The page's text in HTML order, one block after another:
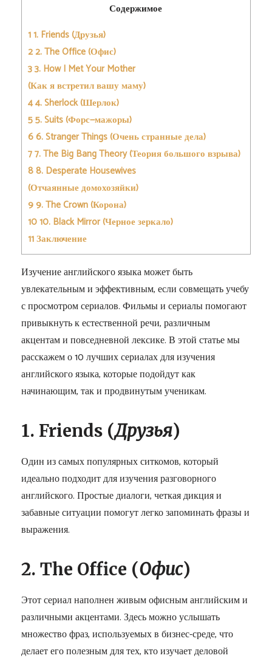
Содержимое
11. Friends (Друзья)
22. The Office (Офис)
33. How I Met Your Mother
(Как я встретил вашу маму)
44. Sherlock (Шерлок)
55. Suits (Форс—мажоры)
66. Stranger Things (Очень странные дела)
77. The Big Bang Theory (Теория большого взрыва)
88. Desperate Housewives
(Отчаянные домохозяйки)
99. The Crown (Корона)
1010. Black Mirror (Черное зеркало)
11Заключение
Изучение английского языка может быть
увлекательным и эффективным, если совмещать учебу
с просмотром сериалов. Фильмы и сериалы помогают
привыкнуть к естественной речи, различным
акцентам и повседневной лексике. В этой статье мы
расскажем о 10 лучших сериалах для изучения
английского языка, которые подойдут как
начинающим, так и продвинутым ученикам.
1. Friends (Друзья)
Один из самых популярных ситкомов, который
идеально подходит для изучения разговорного
английского. Простые диалоги, четкая дикция и
забавные ситуации помогут легко запоминать фразы и
выражения.
2. The Office (Офис)
Этот сериал наполнен живым офисным английским и
различными акцентами. Здесь можно услышать
множество фраз, используемых в бизнес-среде, что
делает его полезным для тех, кто изучает деловой